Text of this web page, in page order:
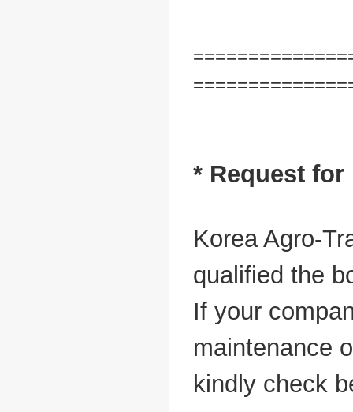
* Request
Korea Agro-
qualified the
If your
maintenance
kindly check